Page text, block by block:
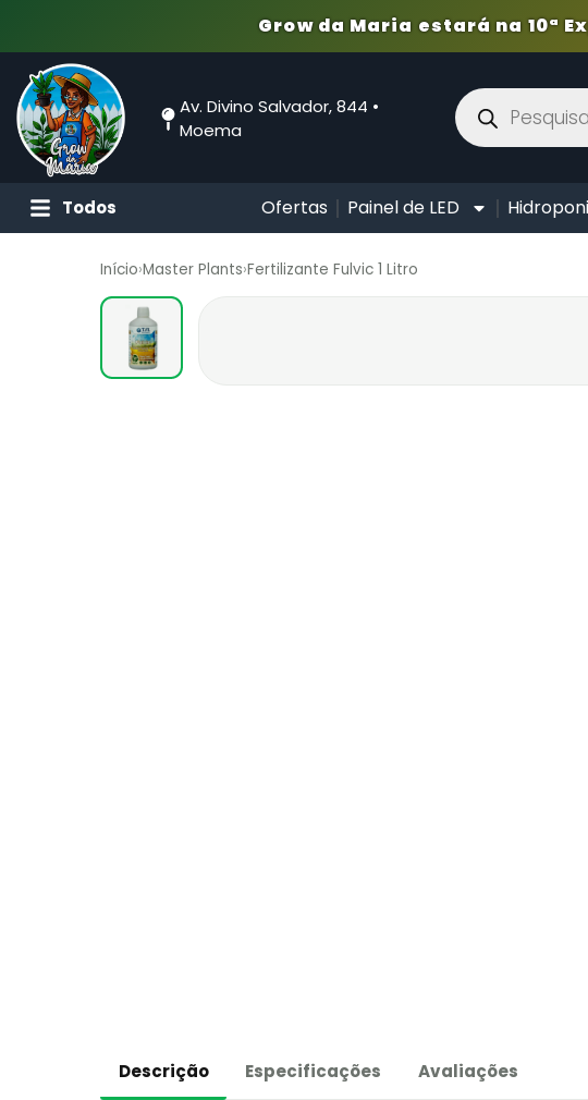
Grow da Maria estará na 10ª
Av. Divino Salvador, 844 •
Moema
Todos Ofertas Painel de LED
Início›Master Plants›Fertilizante Fulvic 1 Litro
Descrição Especificações Avaliações